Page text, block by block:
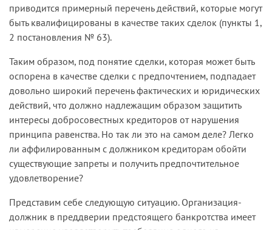
приводится примерный перечень действий, которые могут
быть квалифицированы в качестве таких сделок (пункты 1,
2 постановления № 63).
Таким образом, под понятие сделки, которая может быть
оспорена в качестве сделки с предпочтением, подпадает
довольно широкий перечень фактических и юридических
действий, что должно надлежащим образом защитить
интересы добросовестных кредиторов от нарушения
принципа равенства. Но так ли это на самом деле? Легко
ли аффилированным с должником кредиторам обойти
существующие запреты и получить предпочтительное
удовлетворение?
Представим себе следующую ситуацию. Организация-
должник в преддверии предстоящего банкротства имеет